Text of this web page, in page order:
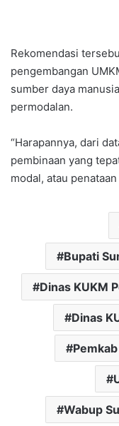
Rekomendasi
pengembangan
sumber daya
permodalan.
“Harapannya, dari
pembinaan yang
modal, atau
Bupati
Dinas KUKM
Dinas
Wabup